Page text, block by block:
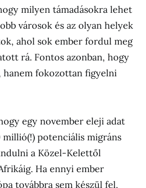
milyen támadásokra lehet
városok és az olyan helyek
ahol sok ember fordul meg
rá. Fontos azonban, hogy
hanem fokozottan figyelni
egy november eleji adat
potenciális migráns
a Közel-Kelettől
Ha ennyi ember
továbbra sem készül fel,